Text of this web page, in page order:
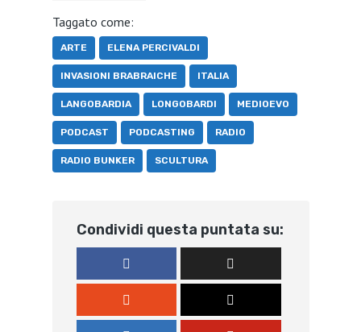
Taggato come:
ARTE ELENA PERCIVALDI
INVASIONI BRABRAICHE ITALIA
LANGOBARDIA LONGOBARDI MEDIOEVO
PODCAST PODCASTING RADIO
RADIO BUNKER SCULTURA
Condividi questa puntata su: